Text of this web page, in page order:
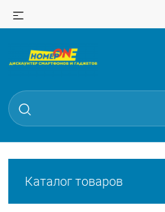
Каталог товаров
Для клиентов всех банков
Разбейте
без переплат